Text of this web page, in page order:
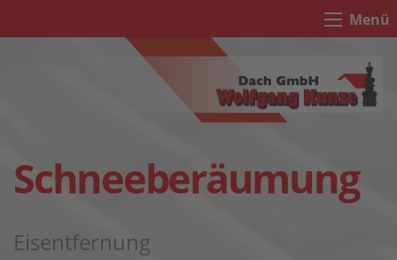
Menü
Schneeberäumung
Eisentfernung